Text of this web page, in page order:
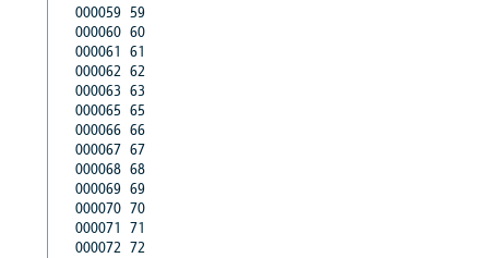
000059 59
000060 60
000061 61
000062 62
000063 63
000065 65
000066 66
000067 67
000068 68
000069 69
000070 70
000071 71
000072 72